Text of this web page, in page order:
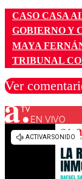
CASO CASA
GOBIERNO Y
MAYA
TRIBUNAL
Ver
Los
EN VIVO